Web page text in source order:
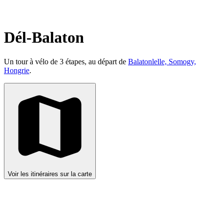
Dél-Balaton
Un tour à vélo de 3 étapes, au départ de Balatonlelle, Somogy,
Hongrie.
Voir les itinéraires sur la carte